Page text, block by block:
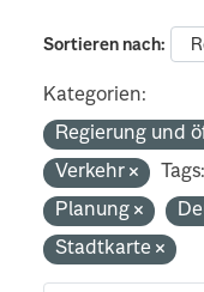
Sortieren nach
Kategorien:
Regierung und
Verkehr
Tags:
Planung
Stadtkarte